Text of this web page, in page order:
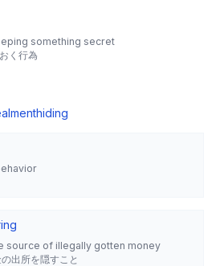
something secret
く行為
hiding
source of illegally gotten money
出所を隠すこと